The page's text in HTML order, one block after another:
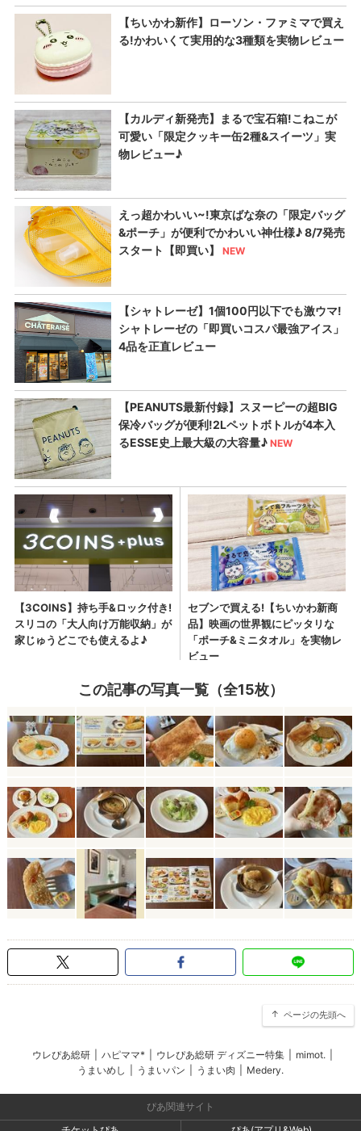
この記事の写真一覧（全15枚）
ページの先頭へ
ウレぴあ総研 ハピママ* ウレぴあ総研 ディズニー特集 mimot.
うまいめし
うまいパン うまい肉 Medery.
ぴあ関連サイト